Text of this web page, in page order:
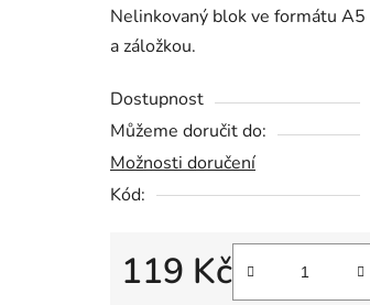
hvězdiček.
Nelinkovaný blok ve formátu
a záložkou.
Dostupnost
Můžeme doručit do:
Možnosti doručení
Kód:
119 Kč